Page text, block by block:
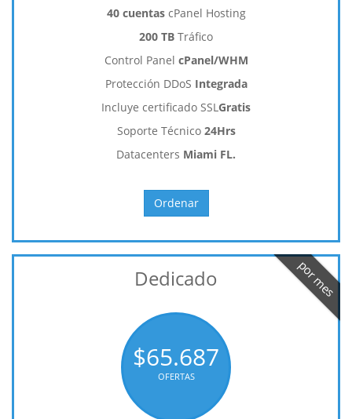
40 cuentascPanel Hosting
200 TB Tráfico
Control Panel cPanel/WHM
Protección DDoS Integrada
Incluye certificado SSLGratis
Soporte Técnico 24Hrs
Datacenters Miami FL.
Ordenar
Dedicado
$65.687
OFERTAS
por mes